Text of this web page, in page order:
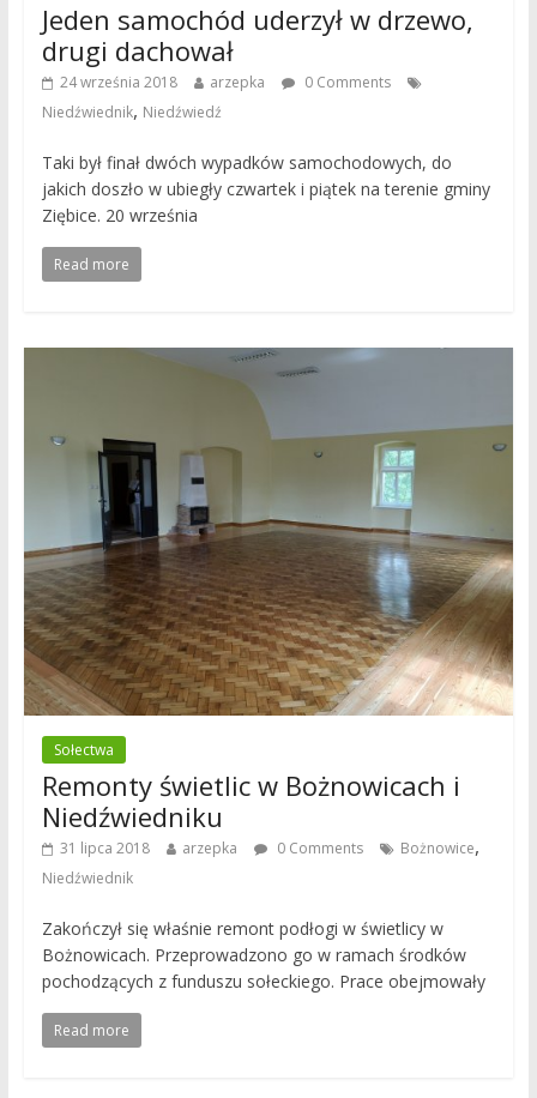
Jeden samochód uderzył w drzewo,
drugi dachował
24 września 2018 arzepka
0 Comments
Niedźwiednik, Niedźwiedź
Taki był finał dwóch wypadków samochodowych, do
jakich doszło w ubiegły czwartek i piątek na terenie gminy
Ziębice. 20 września
Read more
Sołectwa
Remonty świetlic w Bożnowicach i
Niedźwiedniku
31 lipca 2018 arzepka 0 Comments Bożnowice,
Niedźwiednik
Zakończył się właśnie remont podłogi w świetlicy w
Bożnowicach. Przeprowadzono go w ramach środków
pochodzących z funduszu sołeckiego. Prace obejmowały
Read more